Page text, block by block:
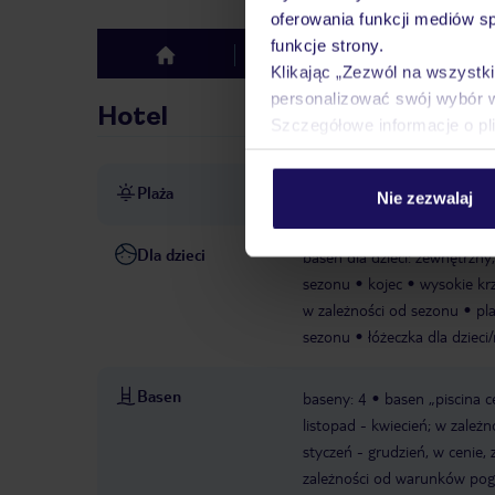
oferowania funkcji mediów
funkcje strony.
Klikając „Zezwól na
personalizować swój wybór
Szczegółowe informacje o
Nie zezwalaj
top Hotel
Hotel
Plaża ok. 1,4 km od plaży
Dla dzieci
basen dla dzieci:
sezonu
kojec wysokie
w zależności od sezonu
sezonu
łóżeczka dla
Basen baseny: 4
basen „piscina
listopad - kwiecień; w
styczeń - grudzień, w cenie,
zależności od warunków